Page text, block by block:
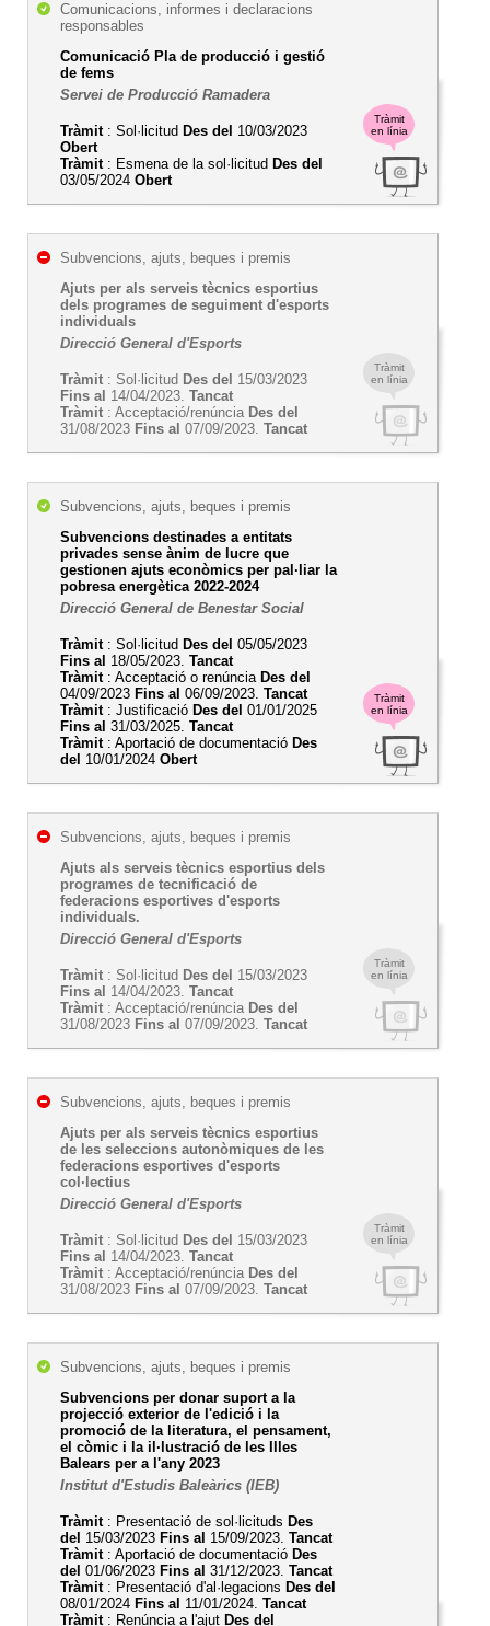
Tràmit
en línia
Comunicacions, informes i declaracions
responsables
Comunicació Pla de producció i gestió
de fems
Servei de Producció Ramadera
Tràmit: Sol·licitud Des del 10/03/2023
Obert
Tràmit: Esmena de la sol·licitud Des del
03/05/2024 Obert
Tràmit
en línia
Subvencions, ajuts, beques i premis
Ajuts per als serveis tècnics esportius
dels programes de seguiment d'esports
individuals
Direcció General d'Esports
Tràmit : Sol·licitud Des del 15/03/2023
Fins al 14/04/2023. Tancat
Tràmit : Acceptació/renúncia Des del
31/08/2023 Fins al 07/09/2023. Tancat
Tràmit
en línia
Subvencions, ajuts, beques i premis
Subvencions destinades a entitats
privades sense ànim de lucre que
gestionen ajuts econòmics per pal·liar la
pobresa energètica 2022-2024
Direcció General de Benestar Social
Tràmit: Sol·licitud Des del 05/05/2023
Fins al 18/05/2023. Tancat
Tràmit: Acceptació o renúncia Des del
04/09/2023 Fins al 06/09/2023. Tancat
Tràmit: Justificació Des del 01/01/2025
Fins al 31/03/2025. Tancat
Tràmit: Aportació de documentació Des
del 10/01/2024 Obert
Tràmit
en línia
Subvencions, ajuts, beques i premis
Ajuts als serveis tècnics esportius dels
programes de tecnificació de
federacions esportives d'esports
individuals.
Direcció General d'Esports
Tràmit : Sol·licitud Des del 15/03/2023
Fins al 14/04/2023. Tancat
Tràmit : Acceptació/renúncia Des del
31/08/2023 Fins al 07/09/2023. Tancat
Tràmit
en línia
Subvencions, ajuts, beques i premis
Ajuts per als serveis tècnics esportius
de les seleccions autonòmiques de les
federacions esportives d'esports
col·lectius
Direcció General d'Esports
Tràmit : Sol·licitud Des del 15/03/2023
Fins al 14/04/2023. Tancat
Tràmit : Acceptació/renúncia Des del
31/08/2023 Fins al 07/09/2023. Tancat
Subvencions, ajuts, beques i premis
Subvencions per donar suport a la
projecció exterior de l'edició i la
promoció de la literatura, el pensament,
el còmic i la il·lustració de les Illes
Balears per a l'any 2023
Institut d'Estudis Baleàrics (IEB)
Tràmit: Presentació de sol·licituds Des
del 15/03/2023 Fins al 15/09/2023. Tancat
Tràmit: Aportació de documentació Des
del 01/06/2023 Fins al 31/12/2023. Tancat
Tràmit: Presentació d'al·legacions Des del
08/01/2024 Fins al 11/01/2024. Tancat
Tràmit: Renúncia a l'ajut Des del